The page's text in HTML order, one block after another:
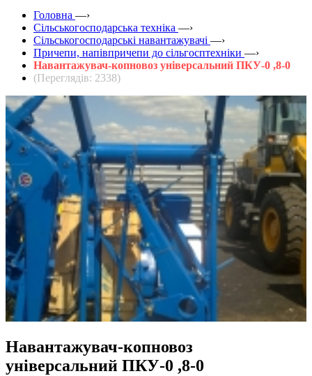
Головна —›
Сільськогосподарська техніка —›
Сільськогосподарські навантажувачі —›
Причепи, напівпричепи до сільгосптехніки —›
Навантажувач-копновоз універсальний ПКУ-0 ,8-0
(Переглядів: 2338)
Навантажувач-копновоз
універсальний ПКУ-0 ,8-0